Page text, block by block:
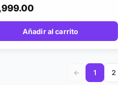
RTX 5060 8Gb Gddr7 - 16"
Añadir al carrito
← 1 2